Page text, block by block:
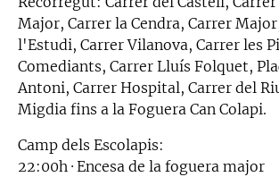
Major, Carrer la Cendra, Carrer
l'Estudi, Carrer Vilanova, Carrer les
Comediants, Carrer Lluís Folquet,
Antoni, Carrer Hospital, Carrer del
Migdia fins a la Foguera Can Colapi.
Camp dels Escolapis:
22:00h · Encesa de la foguera major